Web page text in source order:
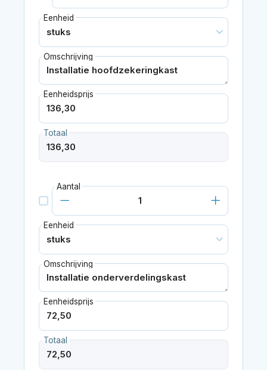
Eenheid
Omschrijving
Eenheidsprijs
Totaal
Aantal
Eenheid
Omschrijving
Eenheidsprijs
Totaal